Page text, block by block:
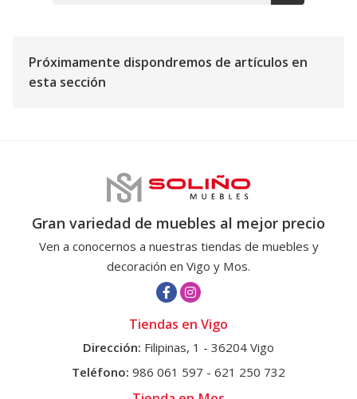
Próximamente dispondremos de artículos en
esta sección
Gran variedad de muebles al mejor precio
Ven a conocernos a nuestras tiendas de muebles y
decoración en Vigo y Mos.
Tiendas en Vigo
Dirección: Filipinas, 1 - 36204 Vigo
Teléfono: 986 061 597 - 621 250 732